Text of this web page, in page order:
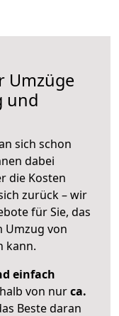
Umzüge
und
sich schon
dabei
die Kosten
zurück – wir
für Sie, das
Umzug von
kann.
einfach
von nurca.
Beste daran